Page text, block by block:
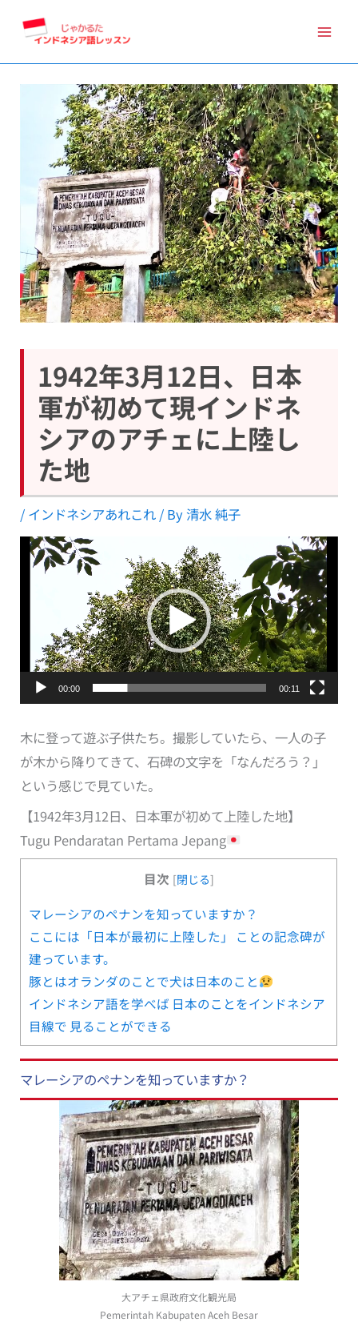
を
1942年3月12日、日本
軍が初めて現インドネ
シアのアチェに上陸し
た地
/ インドネシアあれこれ / By清水 純子
動
ヤ
00:00 00:11
木に登って遊ぶ子供たち。撮影していたら、一人の子
が木から降りてきて、石碑の文字を「なんだろう？」
という感じで見ていた。
【1942年3月12日、日本軍が初めて上陸した地】
Tugu Pendaratan Pertama Jepang
目次 [閉じる]
マレーシアのペナンを知っていますか？
ここには「日本が最初に上陸した」 ことの記念碑が
建っています。
豚とはオランダのことで犬は日本のこと
インドネシア語を学べば 日本のことをインドネシア
目線で 見ることができる
マレーシアのペナンを知っていますか？
大アチェ県政府文化観光局
Pemerintah Kabupaten Aceh Besar